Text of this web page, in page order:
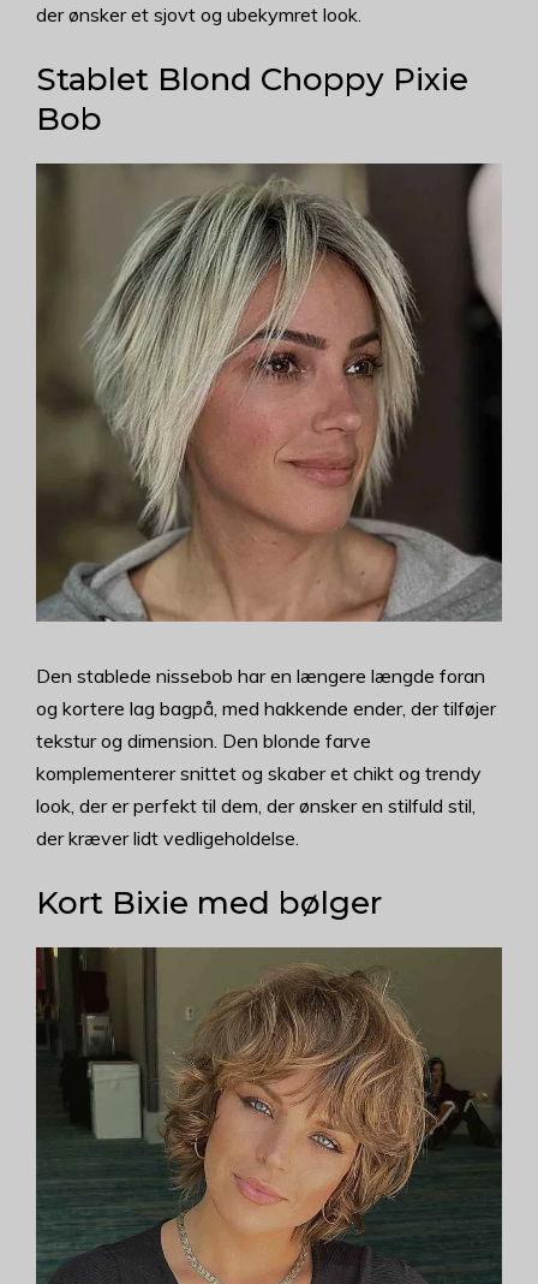
der ønsker et sjovt og ubekymret look.
Stablet Blond Choppy Pixie
Bob
Den stablede nissebob har en længere længde foran
og kortere lag bagpå, med hakkende ender, der tilføjer
tekstur og dimension. Den blonde farve
komplementerer snittet og skaber et chikt og trendy
look, der er perfekt til dem, der ønsker en stilfuld stil,
der kræver lidt vedligeholdelse.
Kort Bixie med bølger